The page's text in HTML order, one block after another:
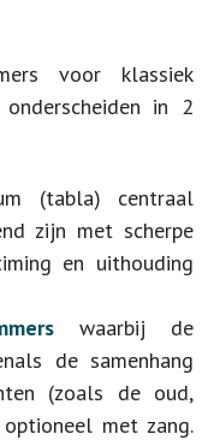
voor klassiek
in 2
(tabla) centraal
zijn met scherpe
en uithouding
waarbij de
de samenhang
(zoals de oud,
met zang.